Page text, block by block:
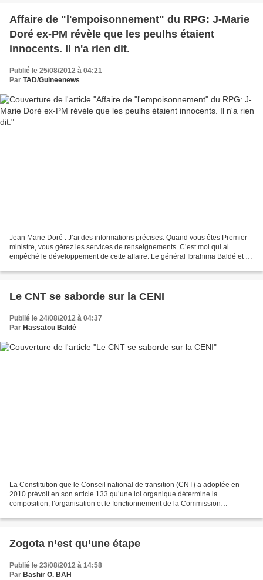
Affaire de "l'empoisonnement" du RPG: J-Marie
Doré ex-PM révèle que les peulhs étaient
innocents. Il n'a rien dit.
Publié le 25/08/2012 à 04:21
Par TAD/Guineenews
Jean Marie Doré : J’ai des informations précises. Quand vous êtes Premier
ministre, vous gérez les services de renseignements. C’est moi qui ai
empêché le développement de cette affaire. Le général Ibrahima Baldé et le
Le CNT se saborde sur la CENI
Publié le 24/08/2012 à 04:37
Par Hassatou Baldé
La Constitution que le Conseil national de transition (CNT) a adoptée en
2010 prévoit en son article 133 qu’une loi organique détermine la
composition, l’organisation et le fonctionnement de la Commission
Zogota n’est qu’une étape
Publié le 23/08/2012 à 14:58
Par Bashir O. BAH